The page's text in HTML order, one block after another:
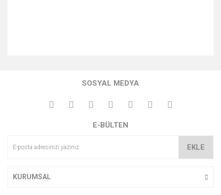
kullanarak tarafımıza iletebilirsiniz.
Görüş ve önerileriniz için teşekkür ederiz.
Ürün açıklamasında eksik bilgiler bulunuyor.
SOSYAL MEDYA
E-BÜLTEN
EKLE
KURUMSAL